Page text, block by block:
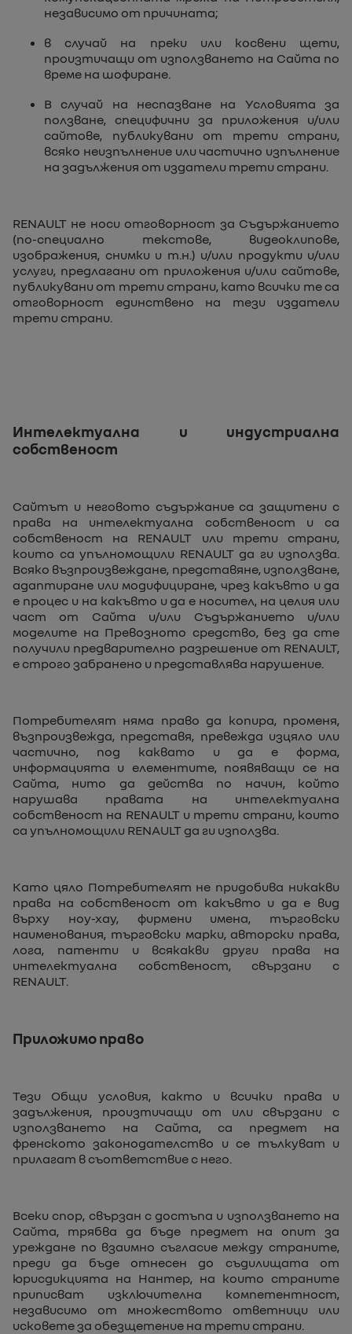
независимо от причината;
в случай на преки или косвени щети,
произтичащи от използването на Сайта по
време на шофиране.
В случай на неспазване на Условията за
ползване, специфични за приложения и/или
сайтове, публикувани от трети страни,
всяко неизпълнение или частично изпълнение
на задължения от издатели трети страни.
RENAULT не носи отговорност за Съдържанието
(по-специално текстове, видеоклипове,
изображения, снимки и т.н.) и/или продукти и/или
услуги, предлагани от приложения и/или сайтове,
публикувани от трети страни, като всички те са
отговорност единствено на тези издатели
трети страни.
Интелектуална и индустриална
собственост
Сайтът и неговото съдържание са защитени с
права на интелектуална собственост и са
собственост на RENAULT или трети страни,
които са упълномощили RENAULT да ги използва.
Всяко възпроизвеждане, представяне, използване,
адаптиране или модифициране, чрез какъвто и да
е процес и на какъвто и да е носител, на целия или
част от Сайта и/или Съдържанието и/или
моделите на Превозното средство, без да сте
получили предварително разрешение от RENAULT,
е строго забранено и представлява нарушение.
Потребителят няма право да копира, променя,
възпроизвежда, представя, превежда изцяло или
частично, под каквато и да е форма,
информацията и елементите, появяващи се на
Сайта, нито да действа по начин, който
нарушава правата на интелектуална
собственост на RENAULT и трети страни, които
са упълномощили RENAULT да ги използва.
Като цяло Потребителят не придобива никакви
права на собственост от какъвто и да е вид
върху ноу-хау, фирмени имена, търговски
наименования, търговски марки, авторски права,
лога, патенти и всякакви други права на
интелектуална собственост, свързани с
RENAULT.
Приложимо право
Тези Общи условия, както и всички права и
задължения, произтичащи от или свързани с
използването на Сайта, са предмет на
френското законодателство и се тълкуват и
прилагат в съответствие с него.
Всеки спор, свързан с достъпа и използването на
Сайта, трябва да бъде предмет на опит за
уреждане по взаимно съгласие между страните,
преди да бъде отнесен до съдилищата от
юрисдикцията на Нантер, на които страните
приписват изключителна компетентност,
независимо от множеството ответници или
исковете за обезщетение на трети страни.